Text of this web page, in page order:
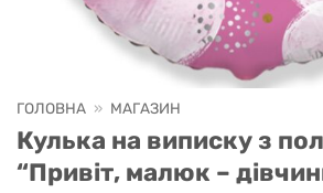
ГОЛОВНА » МАГАЗИН
Кулька на виписку з
“Привіт, малюк –